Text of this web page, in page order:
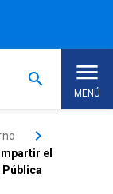
search
MENÚ
keyboard_arrow_right
el
Pública